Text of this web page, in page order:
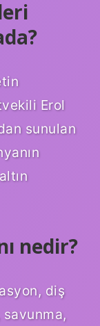
Erol
sunulan
nedir?
diş